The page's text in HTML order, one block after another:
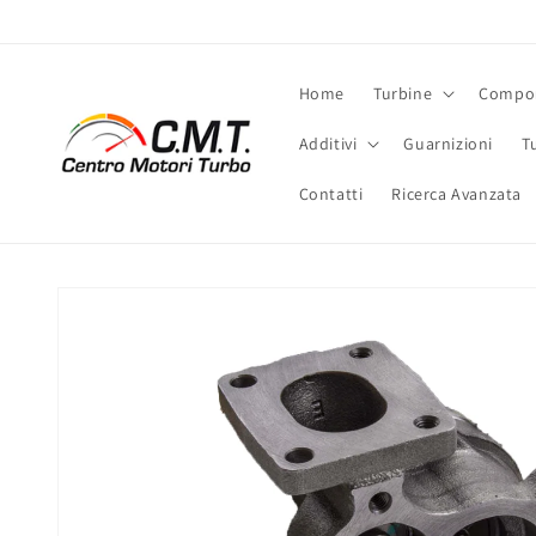
Home Turbine
Additivi Guarnizioni
Contatti Ricerca Avanzata